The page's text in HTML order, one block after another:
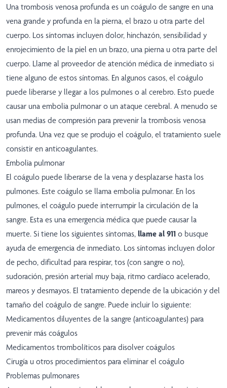
Una trombosis venosa profunda es un coágulo de sangre en una
vena grande y profunda en la pierna, el brazo u otra parte del
cuerpo. Los síntomas incluyen dolor, hinchazón, sensibilidad y
enrojecimiento de la piel en un brazo, una pierna u otra parte del
cuerpo. Llame al proveedor de atención médica de inmediato si
tiene alguno de estos síntomas. En algunos casos, el coágulo
puede liberarse y llegar a los pulmones o al cerebro. Esto puede
causar una embolia pulmonar o un ataque cerebral. A menudo se
usan medias de compresión para prevenir la trombosis venosa
profunda. Una vez que se produjo el coágulo, el tratamiento suele
consistir en anticoagulantes.
Embolia pulmonar
El coágulo puede liberarse de la vena y desplazarse hasta los
pulmones. Este coágulo se llama embolia pulmonar. En los
pulmones, el coágulo puede interrumpir la circulación de la
sangre. Esta es una emergencia médica que puede causar la
muerte. Si tiene los siguientes síntomas, llame al 911 o busque
ayuda de emergencia de inmediato. Los síntomas incluyen dolor
de pecho, dificultad para respirar, tos (con sangre o no),
sudoración, presión arterial muy baja, ritmo cardíaco acelerado,
mareos y desmayos. El tratamiento depende de la ubicación y del
tamaño del coágulo de sangre. Puede incluir lo siguiente:
Medicamentos diluyentes de la sangre (anticoagulantes) para
prevenir más coágulos
Medicamentos trombolíticos para disolver coágulos
Cirugía u otros procedimientos para eliminar el coágulo
Problemas pulmonares